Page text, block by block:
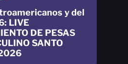
y del
LIVE
DE PESAS
SANTO